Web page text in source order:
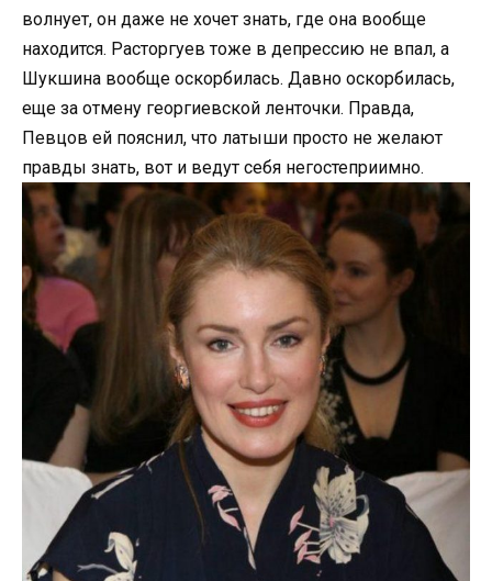
волнует, он даже не хочет знать, где она вообще
находится. Расторгуев тоже в депрессию не впал, а
Шукшина вообще оскорбилась. Давно оскорбилась,
еще за отмену георгиевской ленточки. Правда,
Певцов ей пояснил, что латыши просто не желают
правды знать, вот и ведут себя негостеприимно.